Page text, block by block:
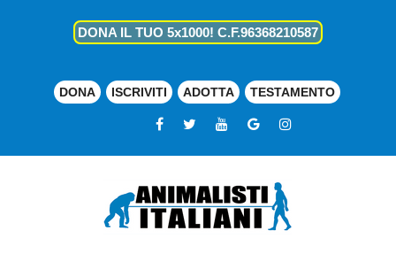
DONA IL TUO 5x1000! C.F.96368210587
DONA ISCRIVITI ADOTTA TESTAMENTO